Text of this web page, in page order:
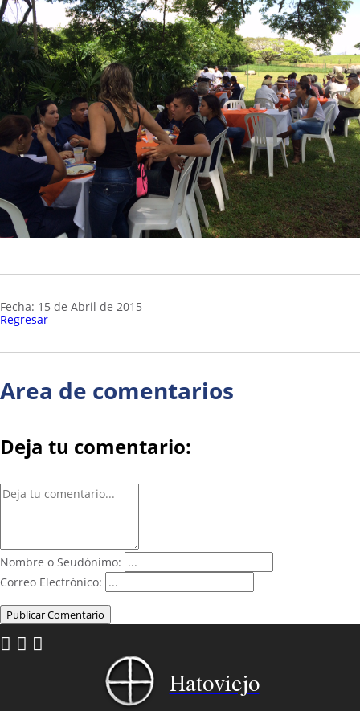
Fecha: 15 de Abril de 2015
Regresar
Area de comentarios
Deja tu comentario:
Nombre o Seudónimo:
Correo Electrónico:
Publicar Comentario
Hatoviejo